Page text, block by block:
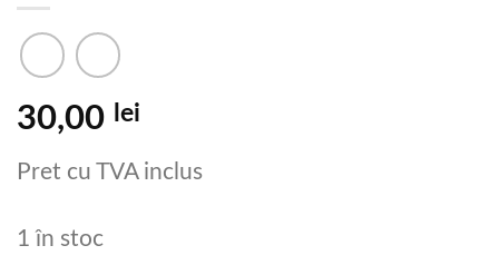
30,00 lei
Pret cu TVA inclus
1 în stoc